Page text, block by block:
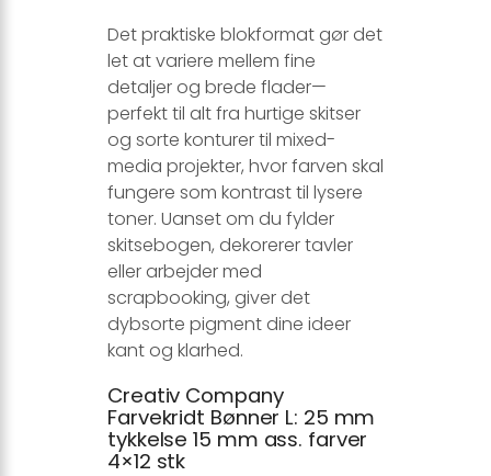
Det praktiske blokformat gør det
let at variere mellem fine
detaljer og brede flader—
perfekt til alt fra hurtige skitser
og sorte konturer til mixed-
media projekter, hvor farven skal
fungere som kontrast til lysere
toner. Uanset om du fylder
skitsebogen, dekorerer tavler
eller arbejder med
scrapbooking, giver det
dybsorte pigment dine ideer
kant og klarhed.
Creativ Company
Farvekridt Bønner L: 25 mm
tykkelse 15 mm ass. farver
4×12 stk